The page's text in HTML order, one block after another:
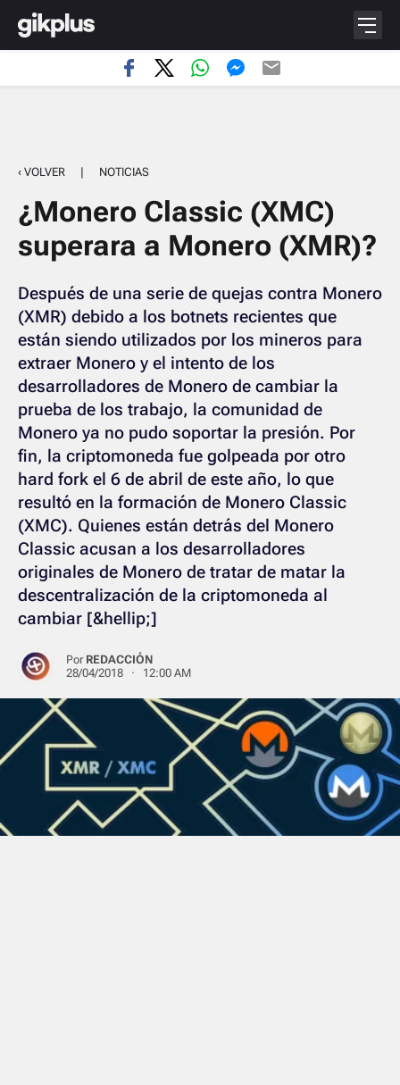
‹ VOLVER | NOTICIAS
¿Monero Classic (XMC)
superara a Monero (XMR)?
Después de una serie de quejas contra Monero
(XMR) debido a los botnets recientes que
están siendo utilizados por los mineros para
extraer Monero y el intento de los
desarrolladores de Monero de cambiar la
prueba de los trabajo, la comunidad de
Monero ya no pudo soportar la presión. Por
fin, la criptomoneda fue golpeada por otro
hard fork el 6 de abril de este año, lo que
resultó en la formación de Monero Classic
(XMC). Quienes están detrás del Monero
Classic acusan a los desarrolladores
originales de Monero de tratar de matar la
descentralización de la criptomoneda al
cambiar [&hellip;]
Por REDACCIÓN
28/04/2018 · 12:00 AM